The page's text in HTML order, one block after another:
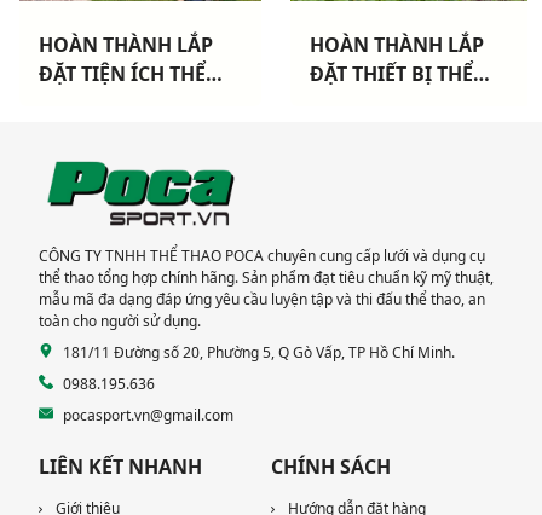
HOÀN THÀNH LẮP
ĐẶT TIỆN ÍCH THỂ
HOÀN THÀNH LẮP
ĐẶT THIẾT BỊ THỂ
CÔNG TY TNHH THỂ THAO POCA chuyên cung cấp lưới và dụng cụ
thể thao tổng hợp chính hãng. Sản phẩm đạt tiêu chuẩn kỹ mỹ thuật,
mẫu mã đa dạng đáp ứng yêu cầu luyện tập và thi đấu thể thao, an
toàn cho người sử dụng.
181/11 Đường số 20, Phường 5, Q Gò Vấp, TP Hồ Chí Minh.
0988.195.636
pocasport.vn@gmail.com
LIÊN KẾT NHANH
Giới thiệu
CHÍNH SÁCH
Hướng dẫn đặt hàng